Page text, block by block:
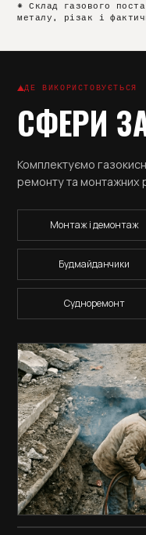
* Склад газового
металу, різак і
ДЕ ВИКОРИСТОВУЄТЬСЯ
СФЕРИ
Комплектуємо
ремонту та монтажних
Монтаж і демонтаж
Будмайданчики
Судноремонт